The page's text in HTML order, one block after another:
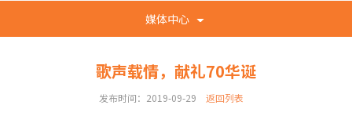
媒体中心
歌声载情，献礼70华诞
发布时间：2019-09-29 返回列表